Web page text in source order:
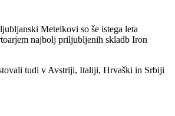
Metelkovi so še istega leta
najbolj priljubljenih skladb Iron
tudi v Avstriji, Italiji, Hrvaški in Srbiji